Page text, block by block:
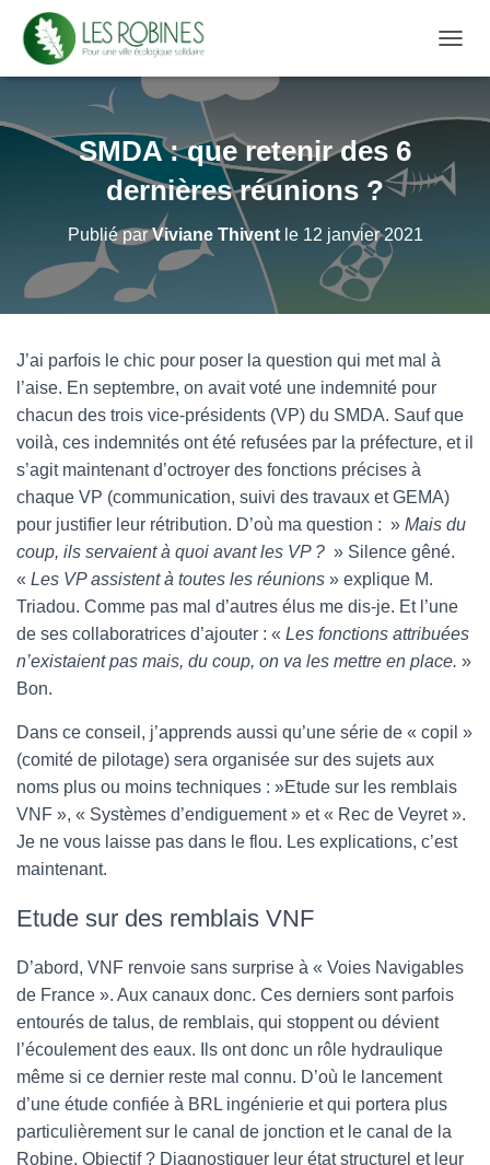
É
L
E
R
L
O
SMDA : que retenir des 6
dernières réunions ?
Publié parViviane Thiventle 12 janvier 2021
J’ai parfois le chic pour poser la question qui met mal à
l’aise. En septembre, on avait voté une indemnité pour
chacun des trois vice-présidents (VP) du SMDA. Sauf que
voilà, ces indemnités ont été refusées par la préfecture, et il
s’agit maintenant d’octroyer des fonctions précises à
chaque VP (communication, suivi des travaux et GEMA)
pour justifier leur rétribution. D’où ma question : » Mais du
coup, ils servaient à quoi avant les VP ? » Silence gêné.
« Les VP assistent à toutes les réunions » explique M.
Triadou. Comme pas mal d’autres élus me dis-je. Et l’une
de ses collaboratrices d’ajouter : « Les fonctions attribuées
n’existaient pas mais, du coup, on va les mettre en place. »
Bon.
Dans ce conseil, j’apprends aussi qu’une série de « copil »
(comité de pilotage) sera organisée sur des sujets aux
noms plus ou moins techniques : »Etude sur les remblais
VNF », « Systèmes d’endiguement » et « Rec de Veyret ».
Je ne vous laisse pas dans le flou. Les explications, c’est
maintenant.
Etude sur des remblais VNF
D’abord, VNF renvoie sans surprise à « Voies Navigables
de France ». Aux canaux donc. Ces derniers sont parfois
entourés de talus, de remblais, qui stoppent ou dévient
l’écoulement des eaux. Ils ont donc un rôle hydraulique
même si ce dernier reste mal connu. D’où le lancement
d’une étude confiée à BRL ingénierie et qui portera plus
particulièrement sur le canal de jonction et le canal de la
Robine. Objectif ? Diagnostiquer leur état structurel et leur